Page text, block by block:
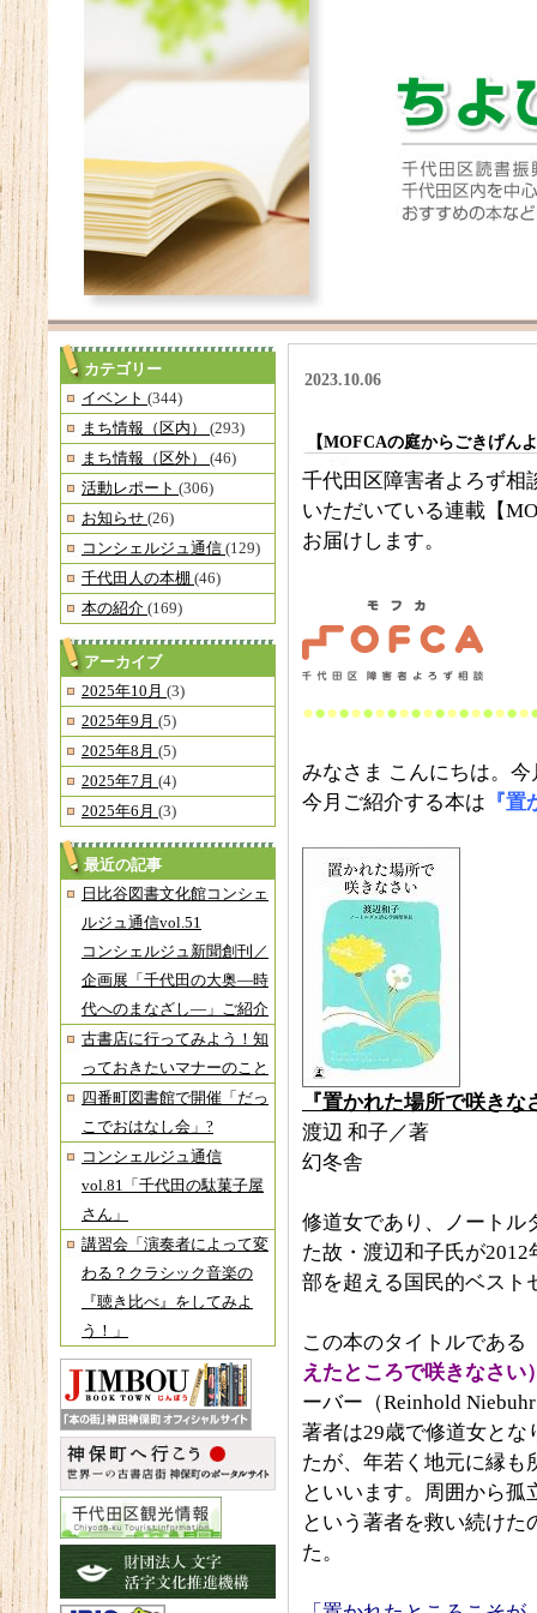
カテゴリー
イベント (344)
まち情報（区内） (293)
まち情報（区外） (46)
活動レポート (306)
お知らせ (26)
コンシェルジュ通信 (129)
千代田人の本棚 (46)
本の紹介 (169)
アーカイブ
2025年10月 (3)
2025年9月 (5)
2025年8月 (5)
2025年7月 (4)
2025年6月 (3)
最近の記事
日比谷図書文化館コンシェ
ルジュ通信vol.51
コンシェルジュ新聞創刊／
企画展「千代田の大奥―時
代へのまなざし―」ご紹介
古書店に行ってみよう！知
っておきたいマナーのこと
四番町図書館で開催「だっ
こでおはなし会」?
コンシェルジュ通信
vol.81「千代田の駄菓子屋
さん」
講習会「演奏者によって変
わる？クラシック音楽の
『聴き比べ』をしてみよ
う！」
2023.10.06
【MOFCAの庭からごきげん
千代田区障害者よろず相
いただいている連載【
お届けします。
●●●●●●●●●●●●●●●●●●●
みなさま こんにちは。
今月ご紹介する本は 『
『置かれた場所で咲きな
渡辺 和子／著
幻冬舎
修道女であり、ノートル
た故・渡辺和子氏が
部を超える国民的ベスト
この本のタイトルである
えたところで咲きなさい
ーバー（Reinhold
著者は29歳で修道女とな
たが、年若く地元に縁も
といいます。周囲から
という著者を救い続け
た。